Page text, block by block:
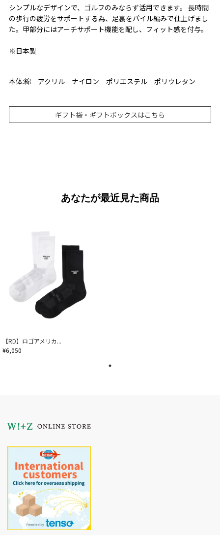
シンプルなデザインで、ゴルフのみならず活用できます。 長時間
の歩行の疲労をサポートする為、足裏をパイル編みで仕上げまし
た。甲部分にはアーチサポート機能を配し、フィット感を付与。
※日本製
本体:綿 アクリル ナイロン ポリエステル ポリウレタン
ギフト袋・ギフトボックスはこちら
あなたが最近見た商品
【RD】ロゴアメリカ...
¥6,050